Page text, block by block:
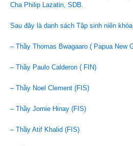
Cha Philip Lazatin, SDB.
Sau đây là danh sách Tập sinh niên
– Thầy Thomas Bwagaaro ( Papua New
– Thầy Paulo Calderon ( FIN)
– Thầy Noel Clement (FIS)
– Thầy Jornie Hinay (FIS)
– Thầy Atif Khalid (FIS)